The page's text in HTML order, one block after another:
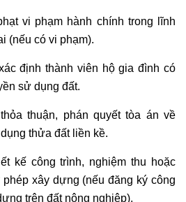
vi phạm hành chính trong lĩnh
(nếu có vi phạm).
định thành viên hộ gia đình có
sử dụng đất.
thuận, phán quyết tòa án về
thửa đất liền kề.
kế công trình, nghiệm thu hoặc
phép xây dựng (nếu đăng ký công
trên đất nông nghiệp).